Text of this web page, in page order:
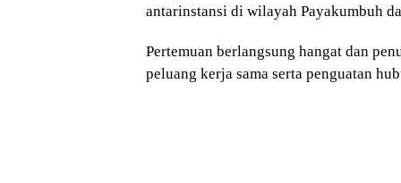
antarinstansi di wilayah Payakumbuh
Pertemuan berlangsung hangat dan
peluang kerja sama serta penguatan